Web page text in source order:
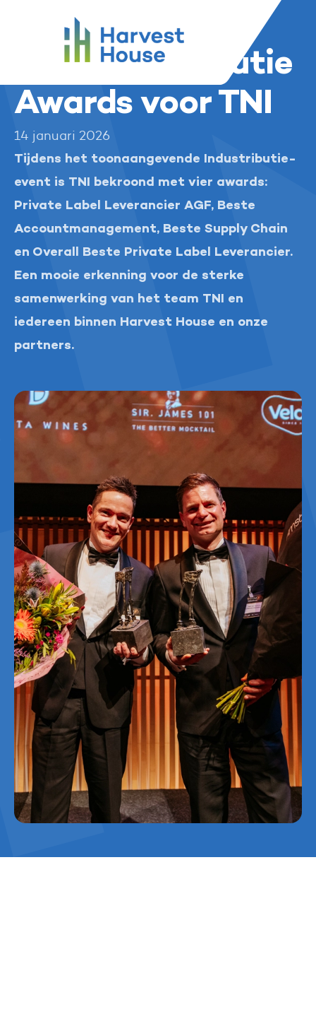
Harvest House
Vier Industributie Awards voor TNI
Vier Industributie
Awards voor TNI
14 januari 2026
Tijdens het toonaangevende Industributie-
event is TNI bekroond met vier awards:
Private Label Leverancier AGF, Beste
Accountmanagement, Beste Supply Chain
en Overall Beste Private Label Leverancier.
Een mooie erkenning voor de sterke
samenwerking van het team TNI en
iedereen binnen Harvest House en onze
partners.